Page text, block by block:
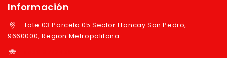
Información
Lote 03 Parcela 05 Sector LLancay San Pedro,
9660000, Region Metropolitana